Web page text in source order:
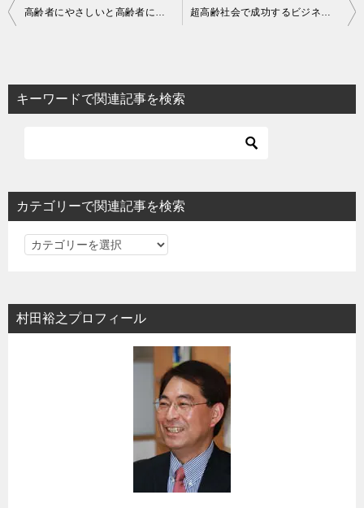
投
ビ
ゲ
ョ
ン
高齢者にやさしいと高齢者に嫌われる 超高齢社会で成功するビジネスモデルとは？
キーワードで関連記事を検索
カテゴリーで関連記事を検索
カ
リ
ー
村田裕之プロフィール